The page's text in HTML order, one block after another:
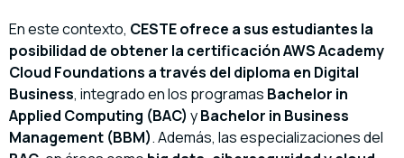
En este contexto, CESTE ofrece a sus estudiantes la
posibilidad de obtener la certificación AWS Academy
Cloud Foundations a través del diploma en Digital
Business, integrado en los programas Bachelor in
Applied Computing (BAC) yBachelor in Business
Management (BBM). Además, las especializaciones del